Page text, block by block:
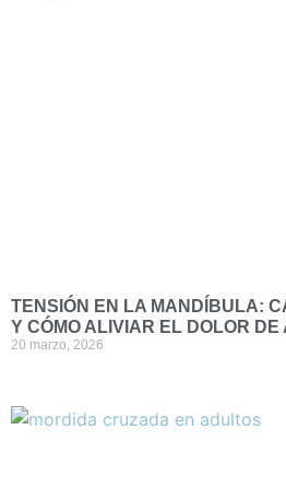
TENSIÓN EN LA MANDÍBULA:
Y CÓMO ALIVIAR EL DOLOR DE
20 marzo, 2026